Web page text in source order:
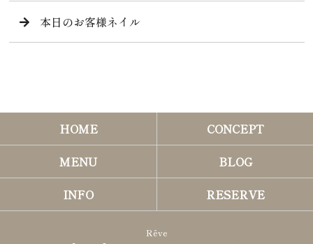
本日のお客様ネイル
HOME
CONCEPT
MENU
BLOG
INFO
RESERVE
Rêve